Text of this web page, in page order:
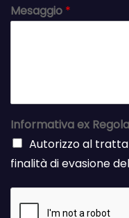
Mesaggio *
Informativa ex
Autorizzo al
finalità di evasione